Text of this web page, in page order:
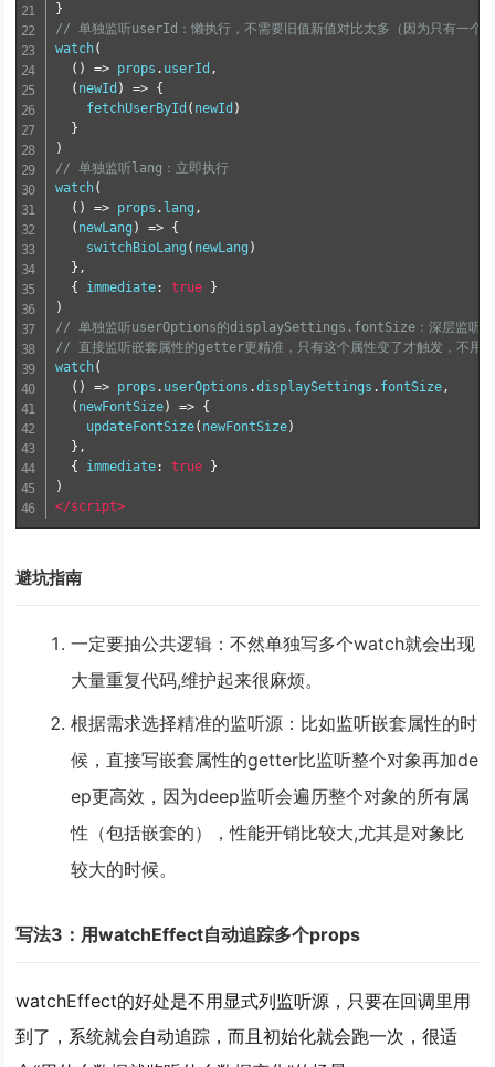
}
// 单独监听userId：懒执行，不需要旧值新值对比太多（因为只有一个
watch(
()
=> props . userId ,
( newId ) => {
    fetchUserById
( newId )
}
)
// 单独监听lang：立即执行
watch(
()
=> props . lang ,
( newLang ) => {
    switchBioLang
( newLang )
},
{
immediate: true
}
)
// 单独监听userOptions的displaySettings.fontSize：深层监听
// 直接监听嵌套属性的getter更精准，只有这个属性变了才触发，不
watch(
()
=> props . userOptions .displaySettings . fontSize,
( newFontSize) => {
    updateFontSize
( newFontSize)
},
{
immediate: true
}
)
</script>
避坑指南
一定要抽公共逻辑 ：不然单独写多个watch就会出现
大量重复代码,维护起来很麻烦。
根据需求选择精准的监听源 ：比如监听嵌套属性的时
候，直接写嵌套属性的getter比监听整个对象再加de
ep更高效，因为deep监听会遍历整个对象的所有属
性（包括嵌套的），性能开销比较大,尤其是对象比
较大的时候。
写法3：用watchEffect自动追踪多个props
watchEffect的好处是不用显式列监听源，只要在回调里用
到了，系统就会自动追踪，而且初始化就会跑一次，很适